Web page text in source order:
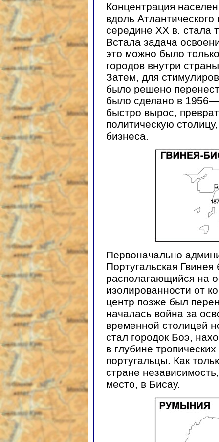
Концентрация
вдоль
середине XX в. стала
Встала задача
это можно было
городов внутри
Затем, для
было решено
было сделано в
быстро вырос,
политическую
бизнеса.
Первоначально
Португальская
располагающийся на
изолированности от
центр позже был
началась война за
временной столицей
стал городок Боэ,
в глубине
португальцы. Как
стране
место, в Бисау.